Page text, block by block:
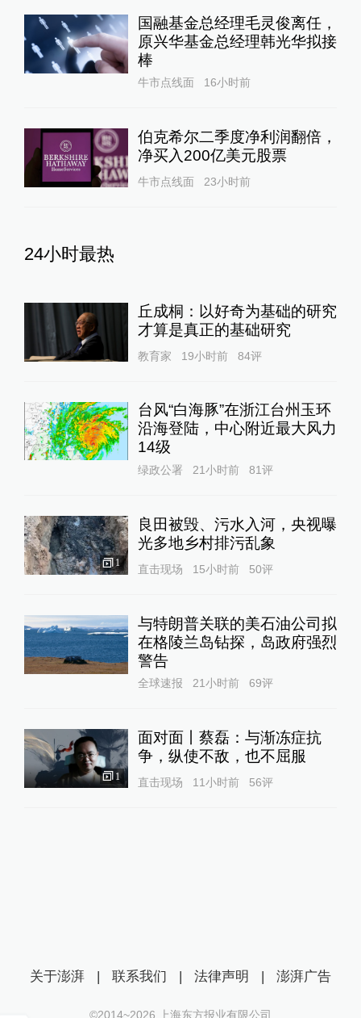
国融基金总经理毛灵俊离任，
原兴华基金总经理韩光华拟接
棒
牛市点线面 16小时前
伯克希尔二季度净利润翻倍，
净买入200亿美元股票
牛市点线面 23小时前
24小时最热
丘成桐：以好奇为基础的研究
才算是真正的基础研究
教育家 19小时前 84评
台风“白海豚”在浙江台州玉环
沿海登陆，中心附近最大风力
14级
绿政公署 21小时前 81评
1
良田被毁、污水入河，央视曝
光多地乡村排污乱象
直击现场 15小时前 50评
与特朗普关联的美石油公司拟
在格陵兰岛钻探，岛政府强烈
警告
全球速报 21小时前 69评
1
面对面丨蔡磊：与渐冻症抗
争，纵使不敌，也不屈服
直击现场 11小时前 56评
关于澎湃 | 联系我们 | 法律声明 | 澎湃广告
©2014~2026 上海东方报业有限公司